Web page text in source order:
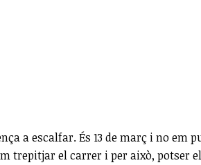
a escalfar. És 13 de març i no
trepitjar el carrer i per això,